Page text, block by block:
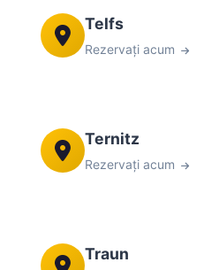
Telfs
Rezervați acum
Ternitz
Rezervați acum
Traun